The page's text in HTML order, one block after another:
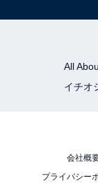
All
イチオ
会社概
プライバシー